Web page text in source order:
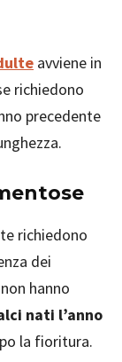
avviene in
richiedono
precedente
richiedono
dei
hanno
nati l’anno
la fioritura.